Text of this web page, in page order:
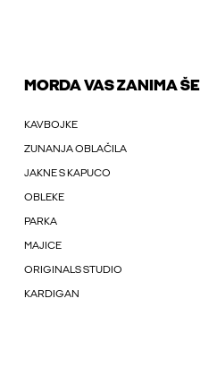
MORDA VAS ZANIMA ŠE
KAVBOJKE
ZUNANJA OBLAČILA
JAKNE S KAPUCO
OBLEKE
PARKA
MAJICE
ORIGINALS STUDIO
KARDIGAN